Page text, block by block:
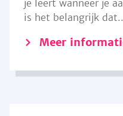
je leert wanneer je
is het belangrijk
Meer